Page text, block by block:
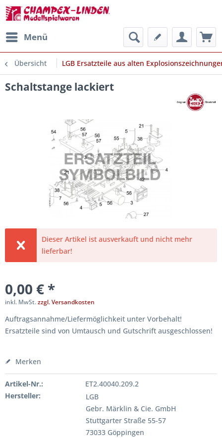
Menü
Übersicht LGB Ersatzteile aus alten
Schaltstange lackiert
Dieser Artikel ist ausverkauft und nicht mehr
lieferbar!
0,00 € *
inkl. MwSt.zzgl. Versandkosten
Auftragsannahme/Liefermöglichkeit unter Vorbehalt!
Ersatzteile sind von Umtausch und Gutschrift ausgeschlossen!
Merken
Artikel-Nr.:
ET2.40040.209.2
Hersteller:
LGB
Gebr. Märklin & Cie. GmbH
Stuttgarter Straße 55-57
73033 Göppingen